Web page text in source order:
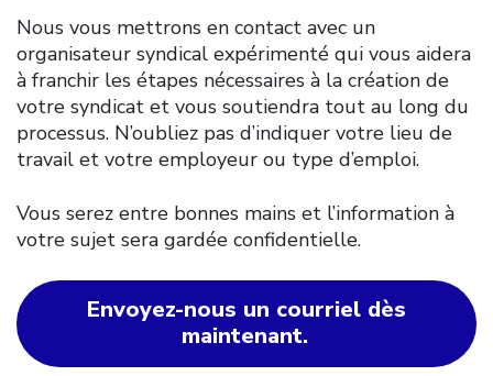
Nous vous mettrons en contact avec un
organisateur syndical expérimenté qui vous aidera
à franchir les étapes nécessaires à la création de
votre syndicat et vous soutiendra tout au long du
processus. N’oubliez pas d’indiquer votre lieu de
travail et votre employeur ou type d’emploi.
Vous serez entre bonnes mains et l’information à
votre sujet sera gardée confidentielle.
Envoyez-nous un courriel dès
maintenant.